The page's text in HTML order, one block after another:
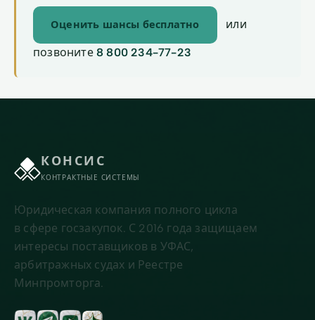
Оценить шансы бесплатно или
позвоните 8 800 234-77-23
КОНСИС
КОНТРАКТНЫЕ СИСТЕМЫ
Юридическая компания полного цикла
в сфере госзакупок. С 2016 года защищаем
интересы поставщиков в УФАС,
арбитражных судах и Реестре
Минпромторга.